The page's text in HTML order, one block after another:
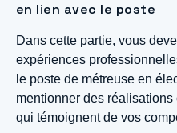
en lien avec le poste
Dans cette partie, vous
expériences
le poste de métreuse en
mentionner des
qui témoignent de vos